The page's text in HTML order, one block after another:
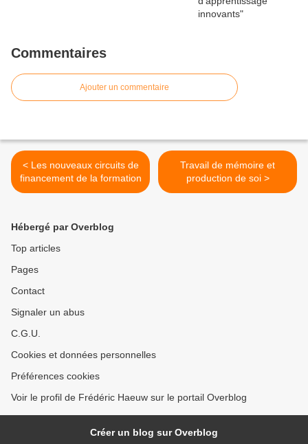
Commentaires
Ajouter un commentaire
< Les nouveaux circuits de
financement de la formation
Travail de mémoire et
production de soi >
Hébergé par Overblog
Top articles
Pages
Contact
Signaler un abus
C.G.U.
Cookies et données personnelles
Préférences cookies
Voir le profil de Frédéric Haeuw sur le portail Overblog
Créer un blog sur Overblog